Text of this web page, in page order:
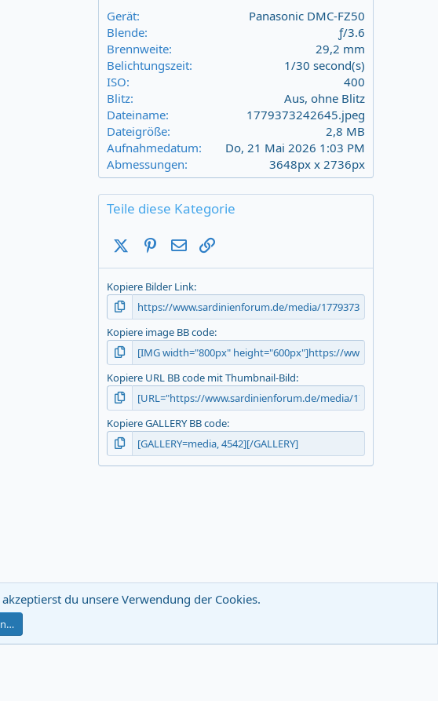
Gerät
Panasonic DMC-FZ50
Blende
ƒ/3.6
Brennweite
29,2 mm
Belichtungszeit
1/30 second(s)
ISO
400
Blitz
Aus, ohne Blitz
Dateiname
1779373242645.jpeg
Dateigröße
2,8 MB
Aufnahmedatum
Do, 21 Mai 2026 1:03 PM
Abmessungen
3648px x 2736px
Teile diese Kategorie
X (Twitter)Pinterest
E-Mail
Kopiere Bilder Link
Kopiere image BB code
Kopiere URL BB code mit Thumbnail-Bild
Kopiere GALLERY BB code
E-Mail Newsletter Nutzungsbedingungen Datenschutz
F
Ltd.
du unsere Verwendung der Cookies.